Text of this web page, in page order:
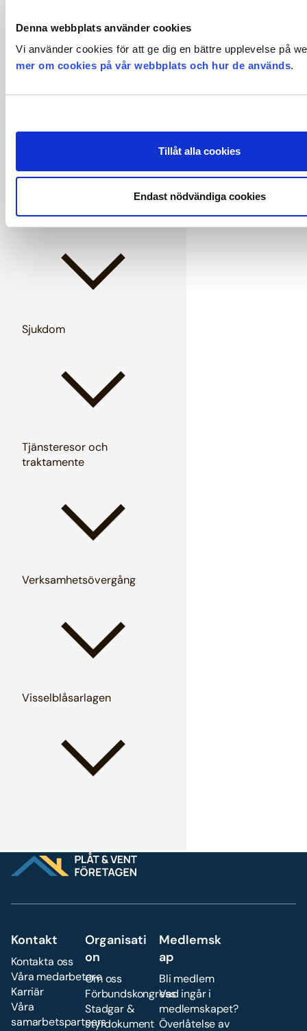
Denna webbplats använder cookies
Vi använder cookies för att ge dig en bättre upplevelse på
mer om cookies på vår webbplats och hur de används.
Tillåt alla cookies
Endast nödvändiga cookies
Semester
Sjukdom
Tjänsteresor och
traktamente
Verksamhetsövergång
Visselblåsarlagen
Kontakt
Kontakta oss
Våra medarbetare
Karriär
Våra
samarbetspartners
Organisati
on
Om oss
Förbundskongress
Stadgar &
styrdokument
Medlemsk
ap
Bli medlem
Vad ingår i
medlemskapet?
Överlåtelse av